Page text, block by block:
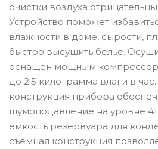
очистки воздуха
Устройство поможет
влажности в доме, сырости,
быстро высушить белье.
оснащен мощным
до 2.5 килограмма влаги в
конструкция прибора
шумоподавление на уровне
емкость резервуара для
съемная конструкция